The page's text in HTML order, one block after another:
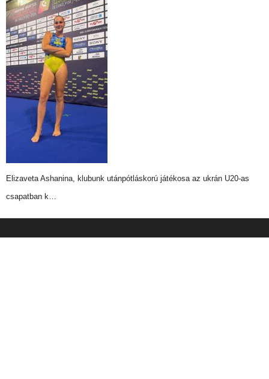
Elizaveta Ashanina, klubunk utánpótláskorú játékosa az ukrán U20-as
csapatban k…